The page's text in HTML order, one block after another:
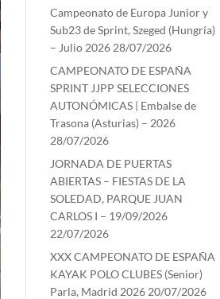
Campeonato de Europa Junior y
Sub23 de Sprint, Szeged (Hungría)
– Julio 2026 28/07/2026
CAMPEONATO DE ESPAÑA
SPRINT JJPP SELECCIONES
AUTONÓMICAS | Embalse de
Trasona (Asturias) – 2026
28/07/2026
JORNADA DE PUERTAS
ABIERTAS – FIESTAS DE LA
SOLEDAD, PARQUE JUAN
CARLOS I – 19/09/2026
22/07/2026
XXX CAMPEONATO DE ESPAÑA
KAYAK POLO CLUBES (Senior)
Parla, Madrid 2026 20/07/2026